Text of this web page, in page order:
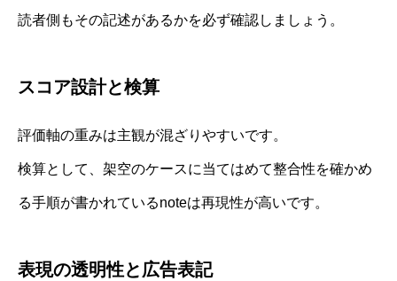
読者側もその記述があるかを必ず確認しましょう。
スコア設計と検算
評価軸の重みは主観が混ざりやすいです。
検算として、架空のケースに当てはめて整合性を確かめ
る手順が書かれているnoteは再現性が高いです。
表現の透明性と広告表記